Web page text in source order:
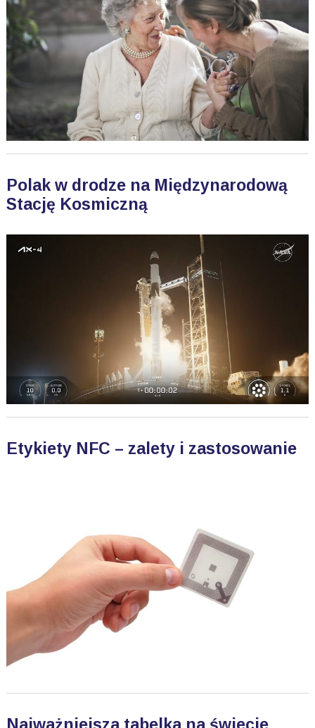
Polak w drodze na Międzynarodową
Stację Kosmiczną
Etykiety NFC – zalety i zastosowanie